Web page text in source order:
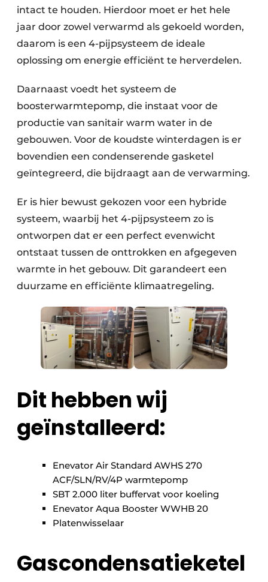
intact te houden. Hierdoor moet er het hele
jaar door zowel verwarmd als gekoeld worden,
daarom is een 4-pijpsysteem de ideale
oplossing om energie efficiënt te herverdelen.
Daarnaast voedt het systeem de
boosterwarmtepomp, die instaat voor de
productie van sanitair warm water in de
gebouwen. Voor de koudste winterdagen is er
bovendien een condenserende gasketel
geïntegreerd, die bijdraagt aan de verwarming.
Er is hier bewust gekozen voor een hybride
systeem, waarbij het 4-pijpsysteem zo is
ontworpen dat er een perfect evenwicht
ontstaat tussen de onttrokken en afgegeven
warmte in het gebouw. Dit garandeert een
duurzame en efficiënte klimaatregeling.
Dit hebben wij
geïnstalleerd:
Enevator Air Standard AWHS 270
ACF/SLN/RV/4P warmtepomp
SBT 2.000 liter buffervat voor koeling
Enevator Aqua Booster WWHB 20
Platenwisselaar
Gascondensatieketel